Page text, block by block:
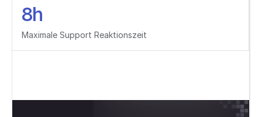
8h
Maximale Support Reaktionszeit